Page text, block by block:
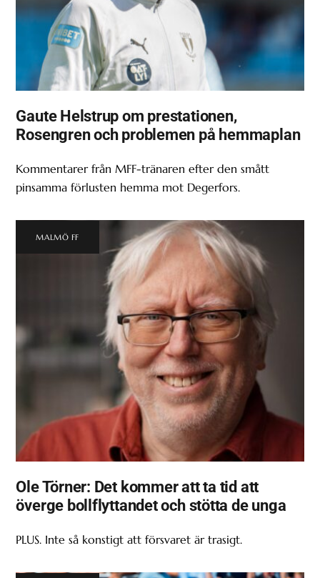
Gaute Helstrup om prestationen,
Rosengren och problemen på hemmaplan
Kommentarer från MFF-tränaren efter den smått
pinsamma förlusten hemma mot Degerfors.
MALMÖ FF
Ole Törner: Det kommer att ta tid att
överge bollflyttandet och stötta de unga
PLUS. Inte så konstigt att försvaret är trasigt.